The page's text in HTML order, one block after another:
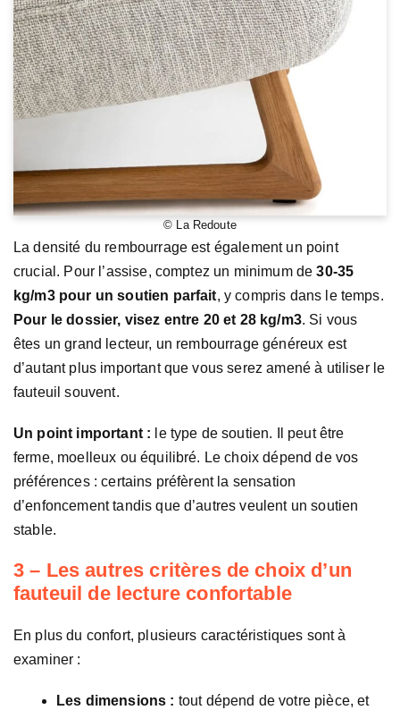
© La Redoute
La densité du rembourrage est également un point
crucial. Pour l’assise, comptez un minimum de30-35
kg/m3 pour un soutien parfait, y compris dans le temps.
Pour le dossier, visez entre 20 et 28 kg/m3. Si vous
êtes un grand lecteur, un rembourrage généreux est
d’autant plus important que vous serez amené à utiliser le
fauteuil souvent.
Un point important : le type de soutien. Il peut être
ferme, moelleux ou équilibré. Le choix dépend de vos
préférences : certains préfèrent la sensation
d’enfoncement tandis que d’autres veulent un soutien
stable.
3 – Les autres critères de choix d’un
fauteuil de lecture confortable
En plus du confort, plusieurs caractéristiques sont à
examiner :
Les dimensions : tout dépend de votre pièce, et